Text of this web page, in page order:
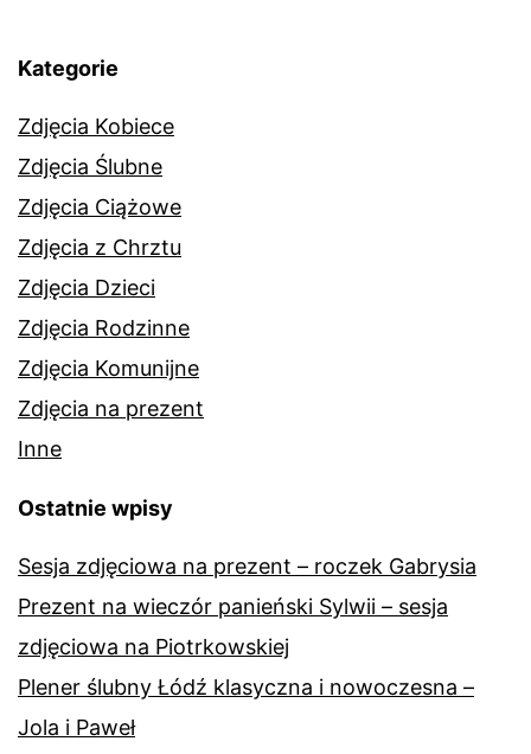
Kategorie
Zdjęcia Kobiece
Zdjęcia Ślubne
Zdjęcia Ciążowe
Zdjęcia z Chrztu
Zdjęcia Dzieci
Zdjęcia Rodzinne
Zdjęcia Komunijne
Zdjęcia na prezent
Inne
Ostatnie wpisy
Sesja zdjęciowa na prezent – roczek Gabrysia
Prezent na wieczór panieński Sylwii – sesja
zdjęciowa na Piotrkowskiej
Plener ślubny Łódź klasyczna i nowoczesna –
Jola i Paweł